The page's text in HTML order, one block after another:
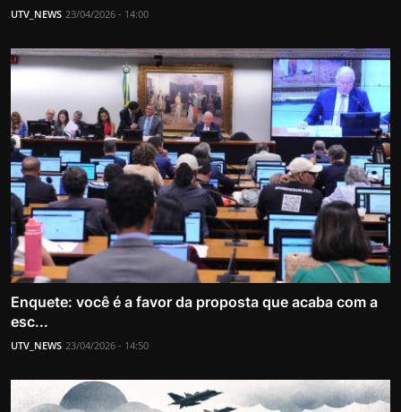
UTV_NEWS 23/04/2026 - 14:00
Enquete: você é a favor da proposta que acaba com a
esc...
UTV_NEWS 23/04/2026 - 14:50